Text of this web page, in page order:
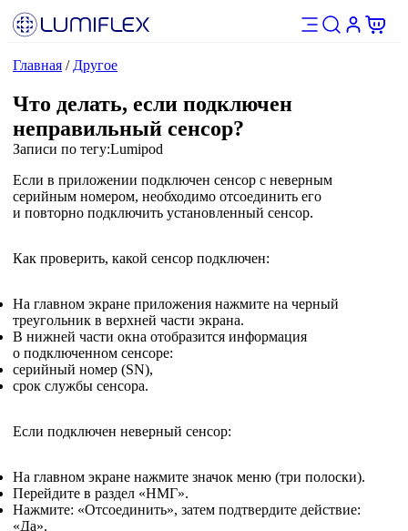
Главная / Другое
Что делать, если подключен
неправильный сенсор?
Записи по тегу:Lumipod
Если в приложении подключен сенсор с неверным
серийным номером, необходимо отсоединить его
и повторно подключить установленный сенсор.
Как проверить, какой сенсор подключен:
На главном экране приложения нажмите на черный
треугольник в верхней части экрана.
В нижней части окна отобразится информация
о подключенном сенсоре:
серийный номер (SN),
срок службы сенсора.
Если подключен неверный сенсор:
На главном экране нажмите значок меню (три полоски).
Перейдите в раздел «НМГ».
Нажмите: «Отсоединить», затем подтвердите действие:
«Да».